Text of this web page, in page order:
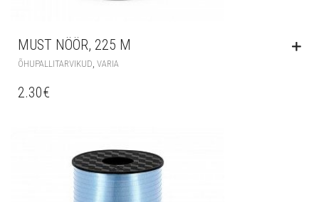
MUST NÖÖR, 225 M
ÕHUPALLITARVIKUD, VARIA
2.30€